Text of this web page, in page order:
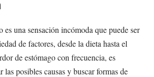
es una sensación incómoda que puede ser
de factores, desde la dieta hasta el
de estómago con frecuencia, es
posibles causas y buscar formas de